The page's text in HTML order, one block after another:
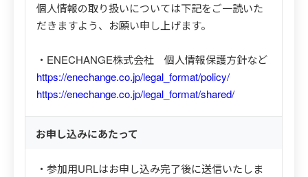
個人情報の取り扱いについては下記をご一読いた
だきますよう、お願い申し上げます。
・ENECHANGE株式会社 個人情報保護方針など
https://enechange.co.jp/legal_format/policy/
https://enechange.co.jp/legal_format/shared/
お申し込みにあたって
・参加用URLはお申し込み完了後に送信いたしま